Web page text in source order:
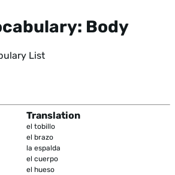
Body
List
Translation
el tobillo
el brazo
la espalda
el cuerpo
el hueso